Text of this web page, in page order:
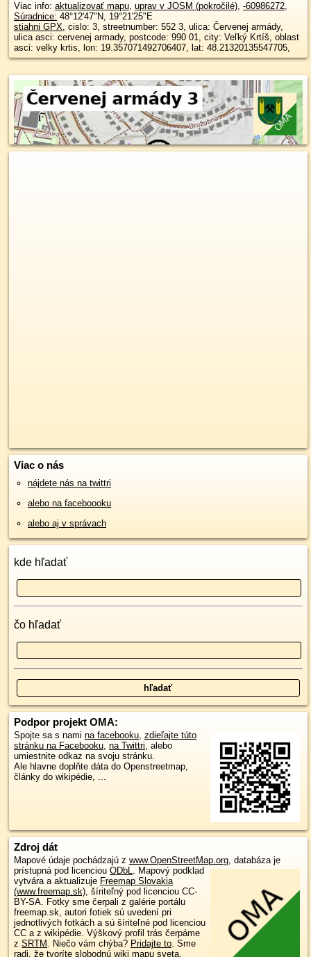
Viac info: aktualizovať mapu, uprav v JOSM (pokročilé), -60986272,
Súradnice: 48°12'47"N, 19°21'25"E
stiahni GPX, cislo: 3, streetnumber: 552 3, ulica: Červenej armády,
ulica asci: cervenej armady, postcode: 990 01, city: Veľký Krtíš, oblast
asci: velky krtis, lon: 19.357071492706407, lat: 48.21320135547705,
Viac o nás
nájdete nás na twittri
alebo na faceboooku
alebo aj v správach
kde hľadať
čo hľadať
Podpor projekt OMA:
Spojte sa s nami na facebooku, zdieľajte túto
stránku na Facebooku, na Twittri, alebo
umiestnite odkaz na svoju stránku.
Ale hlavne doplňte dáta do Openstreetmap,
články do wikipédie, ...
Zdroj dát
Mapové údaje pochádzajú z www.OpenStreetMap.org, databáza je
prístupná pod licenciou ODbL. Mapový podklad
vytvára a aktualizuje Freemap Slovakia
(www.freemap.sk), šíriteľný pod licenciou CC-
BY-SA. Fotky sme čerpali z galérie portálu
freemap.sk, autori fotiek sú uvedení pri
jednotlivých fotkách a sú šíriteľné pod licenciou
CC a z wikipédie. Výškový profil trás čerpáme
z SRTM . Niečo vám chýba? Pridajte to. Sme
radi, že tvoríte slobodnú wiki mapu sveta.